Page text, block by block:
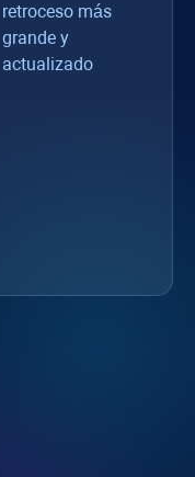
retroceso más
grande y
actualizado